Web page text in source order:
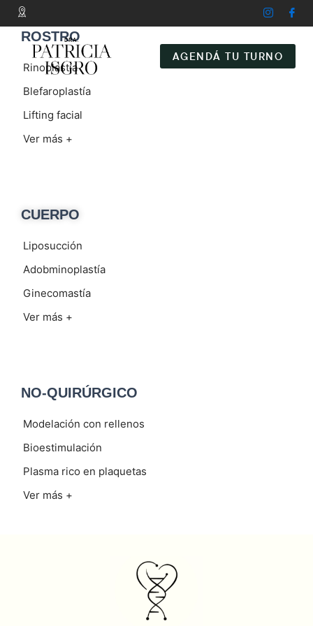
AGENDÁ TU TURNO
ROSTRO
Rinoplastía
Blefaroplastía
Lifting facial
Ver más +
CUERPO
Liposucción
Adobminoplastía
Ginecomastía
Ver más +
NO-QUIRÚRGICO
Modelación con rellenos
Bioestimulación
Plasma rico en plaquetas
Ver más +